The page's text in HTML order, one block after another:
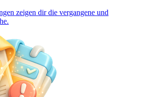
zeigen dir die vergangene und